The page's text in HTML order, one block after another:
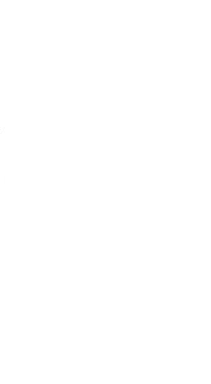
Black